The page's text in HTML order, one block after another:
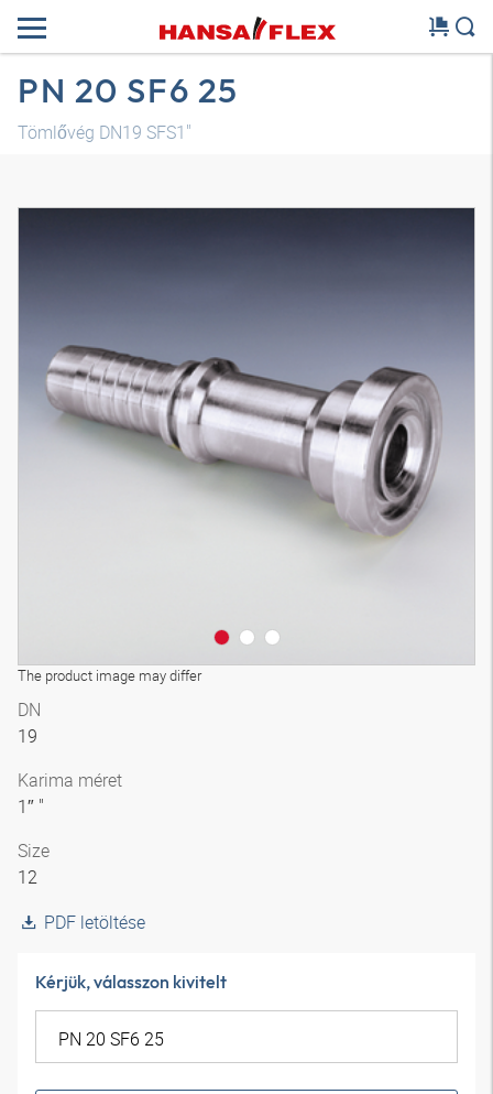
PN 20 SF6 25
Tömlővég DN19 SFS1"
The product image may differ
3D modell
DN
19
Karima méret
1″ "
Size
12
PDF letöltése
Kérjük, válasszon kivitelt